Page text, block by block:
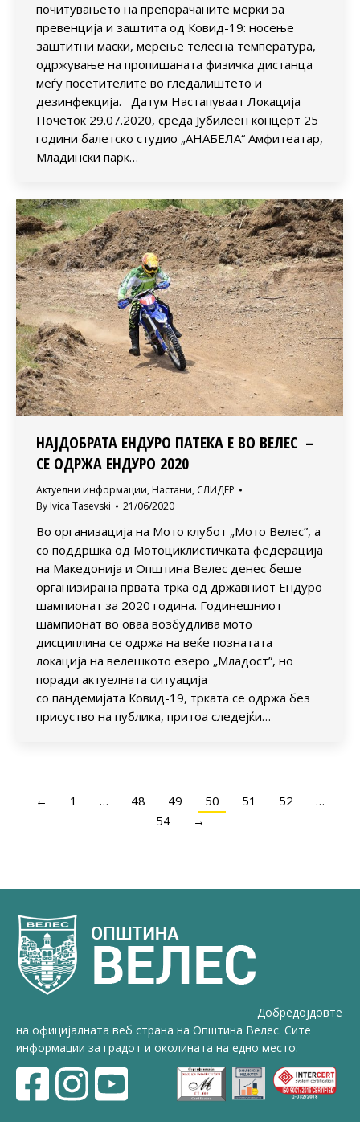
почитувањето на препорачаните мерки за
превенција и заштита од Ковид-19: носење
заштитни маски, мерење телесна температура,
одржување на пропишаната физичка дистанца
меѓу посетителите во гледалиштето и
дезинфекција. Датум Настапуваат Локација
Почеток 29.07.2020, среда Јубилеен концерт 25
години балетско студио „АНАБЕЛА“ Амфитеатар,
Младински парк…
НАЈДОБРАТА ЕНДУРО ПАТЕКА Е ВО ВЕЛЕС –
СЕ ОДРЖА ЕНДУРО 2020
Актуелни информации, Настани, СЛИДЕР
By Ivica Tasevski 21/06/2020
Во организација на Мото клубот „Мото Велес”, а
со поддршка од Мотоциклистичката федерација
на Македонија и Општина Велес денес беше
организирана првата трка од државниот Ендуро
шампионат за 2020 година. Годинешниот
шампионат во оваа возбудлива мото
дисциплина се одржа на веќе познатата
локација на велешкото езеро „Младост”, но
поради актуелната ситуација
со пандемијата Ковид-19, трката се одржа без
присуство на публика, притоа следејќи…
← 1 … 48 49 50 51 52
…
54
→
Добредојдовте
на официјалната веб страна на Општина Велес. Сите
информации за градот и околината на едно место.